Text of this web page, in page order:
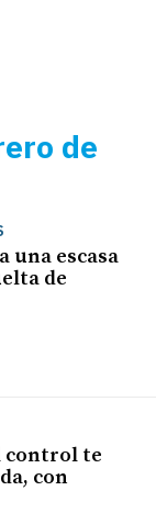
de
una escasa
de
control te
con